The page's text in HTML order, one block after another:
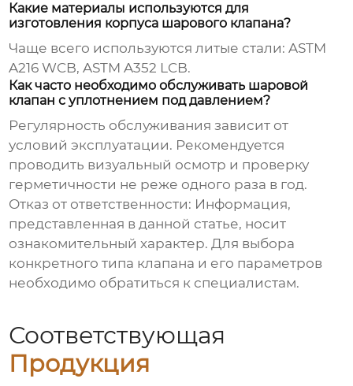
Какие материалы используются для
изготовления корпуса шарового клапана?
Чаще всего используются литые стали: ASTM
A216 WCB, ASTM A352 LCB.
Как часто необходимо обслуживать шаровой
клапан с уплотнением под давлением?
Регулярность обслуживания зависит от
условий эксплуатации. Рекомендуется
проводить визуальный осмотр и проверку
герметичности не реже одного раза в год.
Отказ от ответственности: Информация,
представленная в данной статье, носит
ознакомительный характер. Для выбора
конкретного типа клапана и его параметров
необходимо обратиться к специалистам.
Соответствующая
Продукция